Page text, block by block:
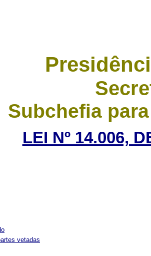
Subchefia
LEI Nº 14.006,
vetadas